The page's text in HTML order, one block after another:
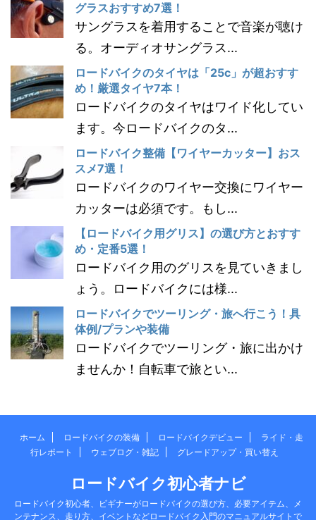
グラスおすすめ7選！
サングラスを着用することで音楽が聴け
る。オーディオサングラス...
ロードバイクのタイヤは「25c」が超おすす
め！厳選タイヤ7本！
ロードバイクのタイヤはワイド化してい
ます。今ロードバイクのタ...
ロードバイク整備【ワイヤーカッター】おス
スメ7選！
ロードバイクのワイヤー交換にワイヤー
カッターは必須です。もし...
【ロードバイク用グリス】の選び方とおすす
め・定番5選！
ロードバイク用のグリスを見ていきまし
ょう。ロードバイクには様...
ロードバイクでツーリング・旅へ行こう！具
体例/プランや装備
ロードバイクでツーリング・旅に出かけ
ませんか！自転車で旅とい...
ホーム ロードバイクの装備 ロードバイクデビュー
ライド・走
行レポート
ウェブログ・雑記 グレードアップ・買い替え
ロードバイク初心者ナビ
ロードバイク初心者、ビギナーがロードバイクの選び方、必要アイテム、メ
ンテナンス、走り方、イベントなどロードバイク入門のマニュアルサイトで